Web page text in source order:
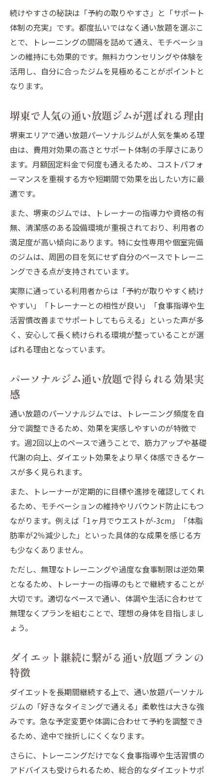
続けやすさの秘訣は「予約の取りやすさ」と「サポート
体制の充実」です。都度払いではなく通い放題を選ぶこ
とで、トレーニングの間隔を詰めて通え、モチベーショ
ンの維持にも効果的です。無料カウンセリングや体験を
活用し、自分に合ったジムを見極めることがポイントと
なります。
堺東で人気の通い放題ジムが選ばれる理由
堺東エリアで通い放題パーソナルジムが人気を集める理
由は、費用対効果の高さとサポート体制の手厚さにあり
ます。月額固定料金で何度も通えるため、コストパフォ
ーマンスを重視する方や短期間で効果を出したい方に最
適です。
また、堺東のジムでは、トレーナーの指導力や資格の有
無、清潔感のある設備環境が重視されており、利用者の
満足度が高い傾向にあります。特に女性専用や個室完備
のジムは、周囲の目を気にせず自分のペースでトレーニ
ングできる点が支持されています。
実際に通っている利用者からは「予約が取りやすく続け
やすい」「トレーナーとの相性が良い」「食事指導や生
活習慣改善までサポートしてもらえる」といった声が多
く、安心して長く続けられる環境が整っていることが選
ばれる理由となっています。
パーソナルジム通い放題で得られる効果実
感
通い放題のパーソナルジムでは、トレーニング頻度を自
分で調整できるため、効果を実感しやすいのが特徴で
す。週2回以上のペースで通うことで、筋力アップや基礎
代謝の向上、ダイエット効果をより早く体感できるケー
スが多く見られます。
また、トレーナーが定期的に目標や進捗を確認してくれ
るため、モチベーションの維持やリバウンド防止にもつ
ながります。例えば「1ヶ月でウエストが-3cm」「体脂
肪率が2％減少した」といった具体的な成果を感じる方
も少なくありません。
ただし、無理なトレーニングや過度な食事制限は逆効果
となるため、トレーナーの指導のもとで継続することが
大切です。適切なペースで通い、体調や生活に合わせて
無理なくプランを組むことで、理想の身体を目指しまし
ょう。
ダイエット継続に繋がる通い放題プランの
特徴
ダイエットを長期間継続する上で、通い放題パーソナル
ジムの「好きなタイミングで通える」柔軟性は大きな強
みです。急な予定変更や体調に合わせて予約を調整でき
るため、途中で挫折しにくくなります。
さらに、トレーニングだけでなく食事指導や生活習慣の
アドバイスも受けられるため、総合的なダイエットサポ